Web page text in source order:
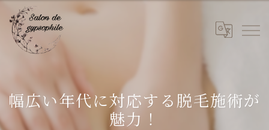
幅広い年代に対応する脱毛施術が
魅力！